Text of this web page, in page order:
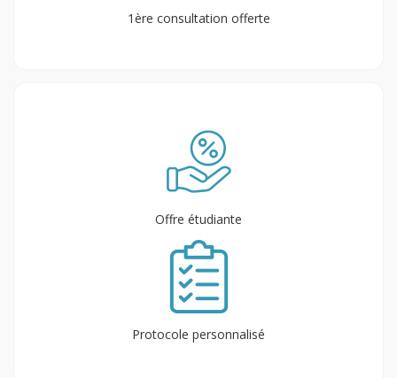
1ère consultation offerte
Offre étudiante
Protocole personnalisé